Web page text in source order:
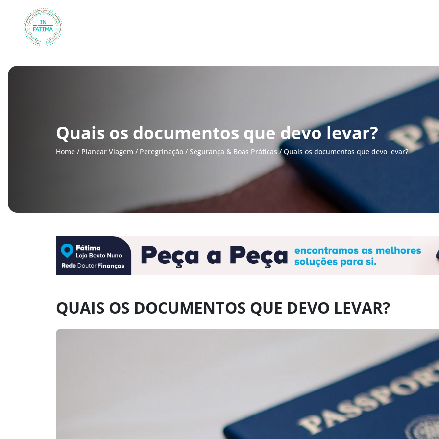
Quais os documentos que devo levar?
Home / Planear Viagem / Peregrinação / Segurança & Boas Práticas /Quais os documentos que devo levar?
QUAIS OS DOCUMENTOS QUE DEVO LEVAR?